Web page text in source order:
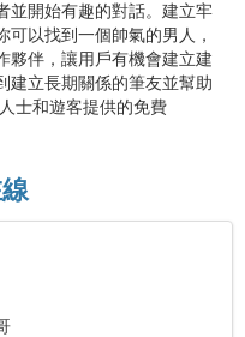
並開始有趣的對話。建立牢
以找到一個帥氣的男人，
夥伴，讓用戶有機會建立建
建立長期關係的筆友並幫助
士和遊客提供的免費